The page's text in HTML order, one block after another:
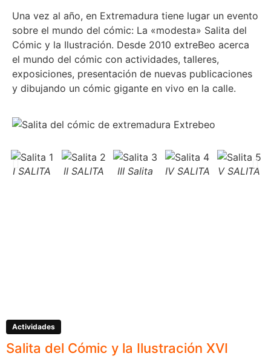
Una vez al año, en Extremadura tiene lugar un evento
sobre el mundo del cómic: La «modesta» Salita del
Cómic y la Ilustración. Desde 2010 extreBeo acerca
el mundo del cómic con actividades, talleres,
exposiciones, presentación de nuevas publicaciones
y dibujando un cómic gigante en vivo en la calle.
I SALITA II SALITA III Salita IV SALITA V SALITA
Actividades
Salita del Cómic y la Ilustración XVI